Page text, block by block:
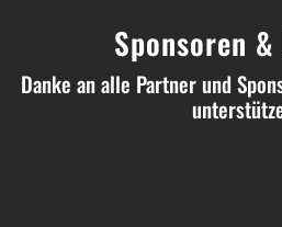
Sponsoren
Danke an alle Partner und